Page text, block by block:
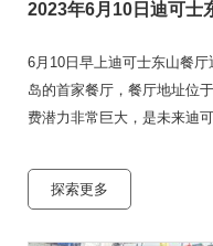
2023年6月10日迪可士
6月10日早上迪可士东山餐
岛的首家餐厅，餐厅地址位
费潜力非常巨大，是未来迪
探索更多